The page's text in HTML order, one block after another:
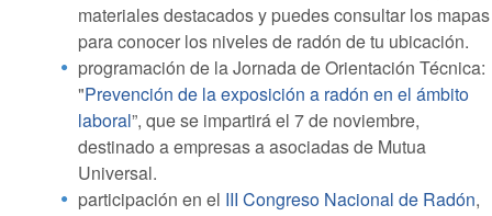
materiales destacados y puedes consultar los mapas
para conocer los niveles de radón de tu ubicación.
programación de la Jornada de Orientación Técnica:
"Prevención de la exposición a radón en el ámbito
laboral”, que se impartirá el 7 de noviembre,
destinado a empresas a asociadas de Mutua
Universal.
participación en el III Congreso Nacional de Radón,